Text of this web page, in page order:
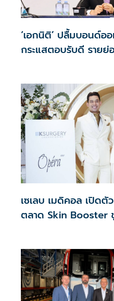
‘เอกนิติ’ ปลื้มบอนด์
กระแสตอบรับดี รายย่
เซเลบ เมดิคอล เปิดตั
ตลาด Skin Booster